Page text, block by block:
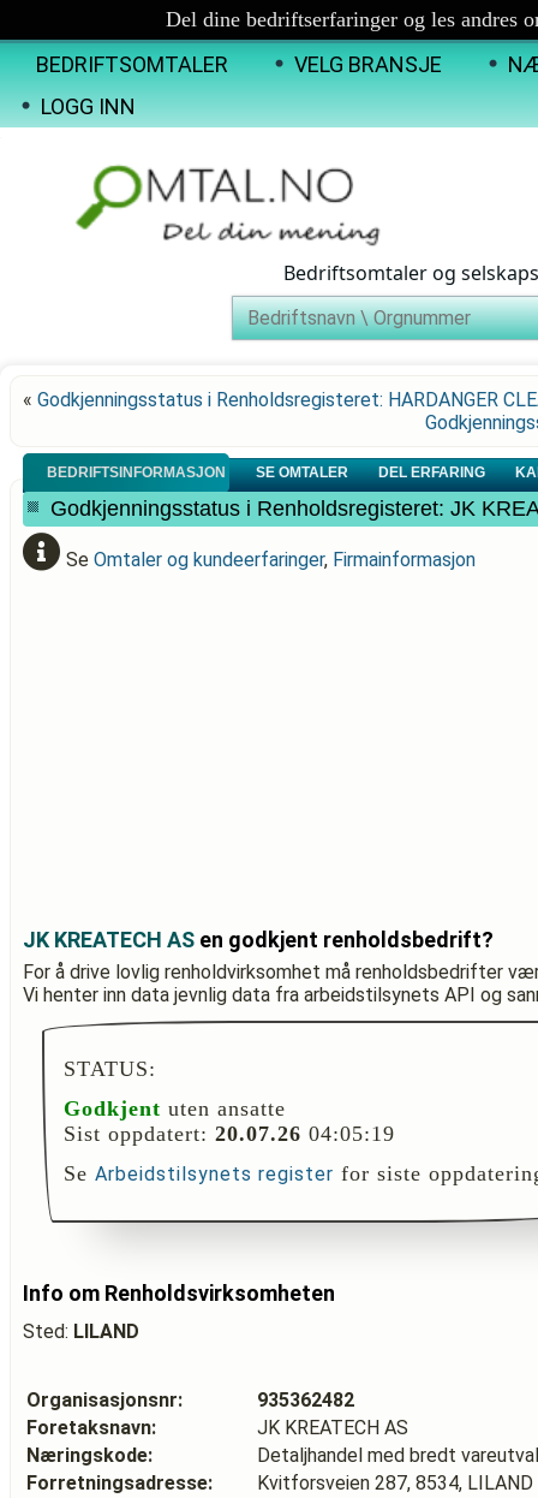
Del dine bedriftserfaringer og les andres
BEDRIFTSOMTALER VELG BRANSJE
LOGG INN
Bedriftsomtaler og
« Godkjenningsstatus i Renholdsregisteret: HARDANGER
BEDRIFTSINFORMASJON SE OMTALER DEL ERFARING
Godkjenningsstatus i Renholdsregisteret: JK
Se Omtaler og kundeerfaringer, Firmainformasjon
JK KREATECH AS en godkjent renholdsbedrift?
For å drive lovlig renholdvirksomhet må renholdsbedrifter
Vi henter inn data jevnlig data fra arbeidstilsynets API og
STATUS:
Godkjent uten ansatte
Sist oppdatert: 20.07.26 04:05:19
Se Arbeidstilsynets register for siste
Info om Renholdsvirksomheten
Sted: LILAND
Organisasjonsnr:
935362482
Foretaksnavn:
JK KREATECH AS
Næringskode:
Detaljhandel med bredt
Forretningsadresse:
Kvitforsveien 287, 8534, LILAND